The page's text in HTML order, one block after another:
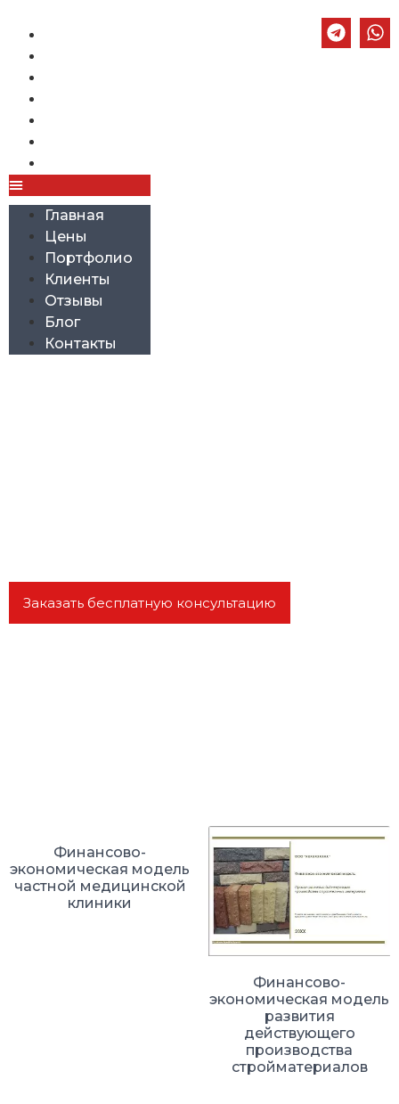
Главная
Цены
Портфолио
Клиенты
Отзывы
Блог
Контакты
Заказать бесплатную консультацию
Финансово-
экономическая модель
частной медицинской
клиники
Финансово-
экономическая модель
развития
действующего
производства
стройматериалов